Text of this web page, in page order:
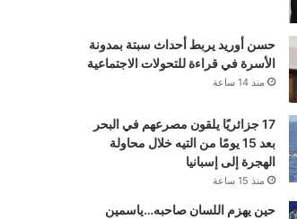
حسن أوريد يربط أحداث سبتة بمدونة
الأسرة في قراءة للتحولات الاجتماعية
منذ 14 ساعة
17 جزائريًا يلقون مصرعهم في البحر
بعد 15 يومًا من التيه خلال محاولة
الهجرة إلى إسبانيا
منذ 15 ساعة
حين يهزم اللسان صاحبه…ياسمين